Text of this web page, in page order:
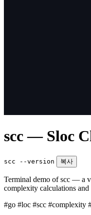
scc — Sloc
scc --version 복사
Terminal demo of scc — a
complexity calculations
#go #loc #scc #complexity